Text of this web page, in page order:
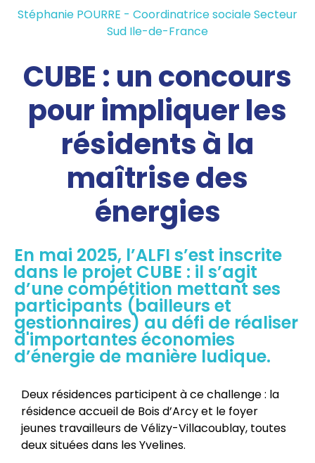
Stéphanie POURRE - Coordinatrice sociale Secteur
Sud Ile-de-France
CUBE : un concours
pour impliquer les
résidents à la
maîtrise des
énergies
En mai 2025, l’ALFI s’est inscrite
dans le projet CUBE : il s’agit
d’une compétition mettant ses
participants (bailleurs et
gestionnaires) au défi de réaliser
d'importantes économies
d’énergie de manière ludique.
Deux résidences participent à ce challenge : la
résidence accueil de Bois d’Arcy et le foyer
jeunes travailleurs de Vélizy-Villacoublay, toutes
deux situées dans les Yvelines.